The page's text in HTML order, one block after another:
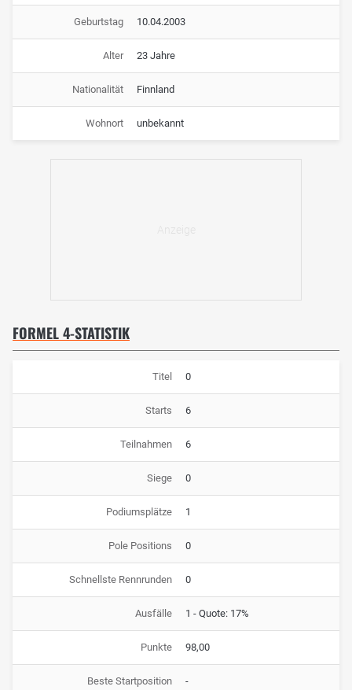
Geburtstag 10.04.2003
Alter 23 Jahre
Nationalität Finnland
Wohnort unbekannt
FORMEL 4-STATISTIK
Titel 0
Starts 6
Teilnahmen 6
Siege 0
Podiumsplätze 1
Pole Positions 0
Schnellste Rennrunden 0
Ausfälle 1 - Quote: 17%
Punkte 98,00
Beste Startposition -